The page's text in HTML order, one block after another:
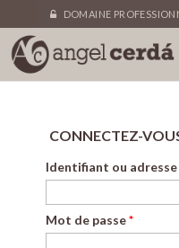
DOMAINE
CONNECTEZ-
Identifiant ou adresse
Mot de passe*